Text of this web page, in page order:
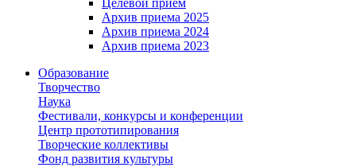
Целевой прием
Архив приема 2025
Архив приема 2024
Архив приема 2023
Образование
Творчество
Наука
Фестивали, конкурсы и конференции
Центр прототипирования
Творческие коллективы
Фонд развития культуры